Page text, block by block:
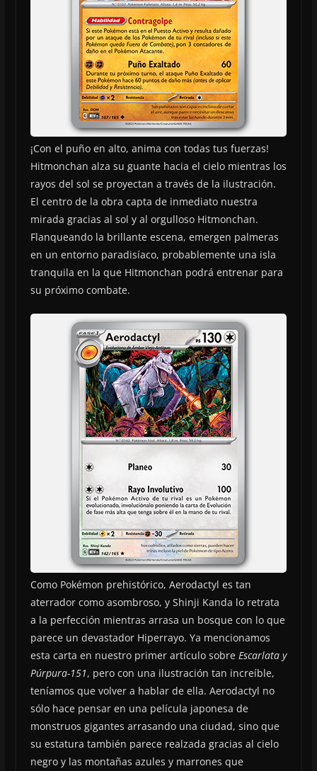
¡Con el puño en alto, anima con todas tus fuerzas!
Hitmonchan alza su guante hacia el cielo mientras los
rayos del sol se proyectan a través de la ilustración.
El centro de la obra capta de inmediato nuestra
mirada gracias al sol y al orgulloso Hitmonchan.
Flanqueando la brillante escena, emergen palmeras
en un entorno paradisíaco, probablemente una isla
tranquila en la que Hitmonchan podrá entrenar para
su próximo combate.
Como Pokémon prehistórico, Aerodactyl es tan
aterrador como asombroso, y Shinji Kanda lo retrata
a la perfección mientras arrasa un bosque con lo que
parece un devastador Hiperrayo. Ya mencionamos
esta carta en nuestro primer artículo sobre Escarlata y
Púrpura-151, pero con una ilustración tan increíble,
teníamos que volver a hablar de ella. Aerodactyl no
sólo hace pensar en una película japonesa de
monstruos gigantes arrasando una ciudad, sino que
su estatura también parece realzada gracias al cielo
negro y las montañas azules y marrones que